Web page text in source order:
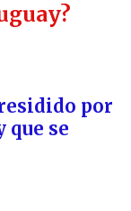
por
que se